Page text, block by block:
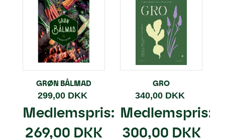
GRØN BÅLMAD
299,00 DKK
Medlemspris:
269,00 DKK
GRO
340,00 DKK
Medlemspris:
300,00 DKK